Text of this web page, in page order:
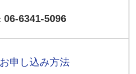
06-6341-5096
お申し込み方法